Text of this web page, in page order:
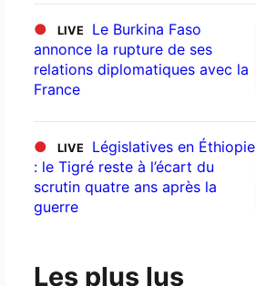
● LIVE
Le Burkina Faso
annonce la rupture de ses
relations diplomatiques avec la
France
● LIVE
Législatives en Éthiopie
: le Tigré reste à l’écart du
scrutin quatre ans après la
guerre
Les plus lus